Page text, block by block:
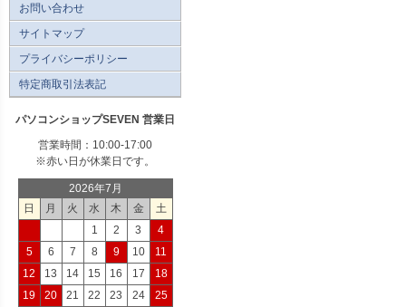
お問い合わせ
サイトマップ
プライバシーポリシー
特定商取引法表記
パソコンショップSEVEN 営業日
営業時間：10:00-17:00
※赤い日が休業日です。
2026年7月
日
月 火 水 木 金
土
1
2 3
4
5
6 7 8 9 10
11
12
13 14 15 16 17
18
19
20 21 22 23 24
25